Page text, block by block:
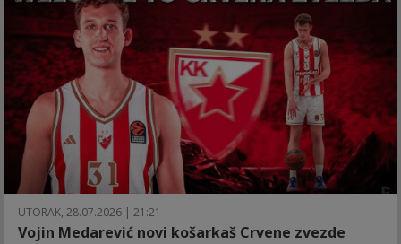
UTORAK, 28.07.2026 | 21:21
Vojin Medarević novi košarkaš Crvene zvezde